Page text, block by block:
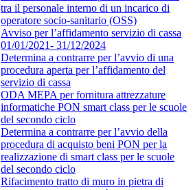
tra il personale interno di un incarico di
operatore socio-sanitario (OSS)
Avviso per l’affidamento servizio di cassa
01/01/2021- 31/12/2024
Determina a contrarre per l’avvio di una
procedura aperta per l’affidamento del
servizio di cassa
ODA MEPA per fornitura attrezzature
informatiche PON smart class per le scuole
del secondo ciclo
Determina a contrarre per l’avvio della
procedura di acquisto beni PON per la
realizzazione di smart class per le scuole
del secondo ciclo
Rifacimento tratto di muro in pietra di